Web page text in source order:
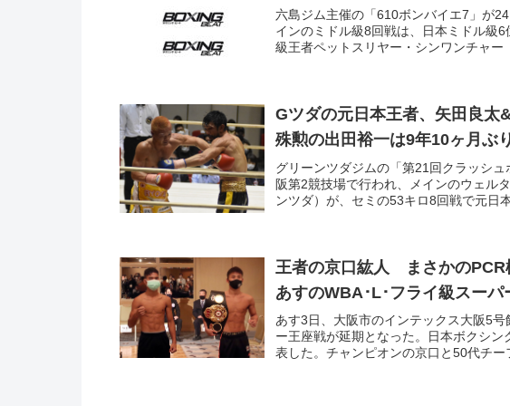
六島ジム主催の「610ボンバイエ7」が
インのミドル級8回戦は、日本ミドル級
級王者ペットスリヤー・シンワンチャー
Gツダの元日本王者、矢田良
殊勲の出田裕一は9年10ヶ月ぶ
グリーンツダジムの「第21回クラッシ
阪第2競技場で行われ、メインのウェル
ンツダ）が、セミの53キロ8回戦で元日
王者の京口紘人 まさかの
あすのWBA･L･フライ級スーパ
あす3日、大阪市のインテックス大阪5
ー王座戦が延期となった。日本ボクシ
表した。チャンピオンの京口と50代チー